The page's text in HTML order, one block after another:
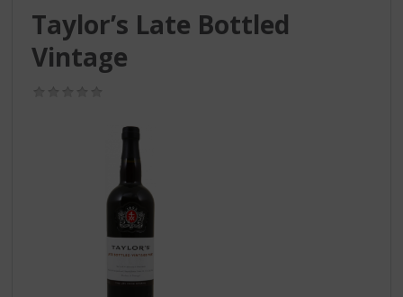
Taylor’s Late Bottled
Vintage